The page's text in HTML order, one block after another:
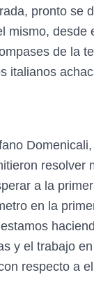
pronto se
mismo,
de la
italianos
resolver
a la
en la
y el trabajo
respecto a